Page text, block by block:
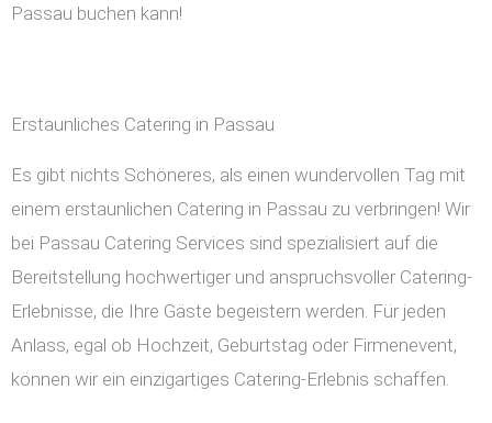
Passau buchen kann!
Erstaunliches Catering in Passau
Es gibt nichts Schöneres, als einen wundervollen Tag mit
einem erstaunlichen Catering in Passau zu verbringen! Wir
bei Passau Catering Services sind spezialisiert auf die
Bereitstellung hochwertiger und anspruchsvoller Catering-
Erlebnisse, die Ihre Gäste begeistern werden. Für jeden
Anlass, egal ob Hochzeit, Geburtstag oder Firmenevent,
können wir ein einzigartiges Catering-Erlebnis schaffen.